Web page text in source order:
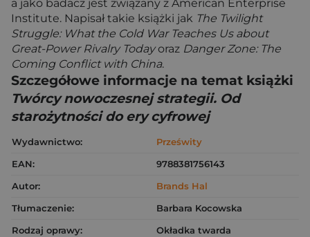
a jako badacz jest związany z American Enterprise
Institute. Napisał takie książki jak The Twilight
Struggle: What the Cold War Teaches Us about
Great-Power Rivalry Todayoraz Danger Zone: The
Coming Conflict with China.
Szczegółowe informacje na temat książki
Twórcy nowoczesnej strategii. Od
starożytności do ery cyfrowej
Wydawnictwo:
Prześwity
EAN:
9788381756143
Autor:
Brands Hal
Tłumaczenie:
Barbara Kocowska
Rodzaj oprawy:
Okładka twarda